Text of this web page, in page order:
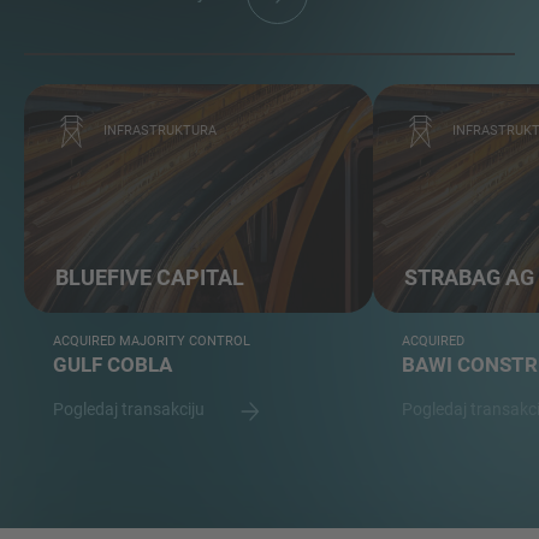
INFRASTRUKTURA
BLUEFIVE CAPITAL
ACQUIRED MAJORITY CONTROL
GULF COBLA
Pogledaj transakciju
STRABAG AG
ACQUIRED
BAWI
Pogledaj